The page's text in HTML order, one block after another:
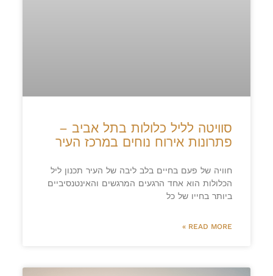
סוויטה לליל כלולות בתל אביב –
פתרונות אירוח נוחים במרכז העיר
חוויה של פעם בחיים בלב ליבה של העיר תכנון ליל
הכלולות הוא אחד הרגעים המרגשים והאינטנסיביים
ביותר בחייו של כל
READ MORE »